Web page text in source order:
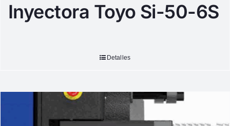
Inyectora Toyo Si-50-6S
Detalles